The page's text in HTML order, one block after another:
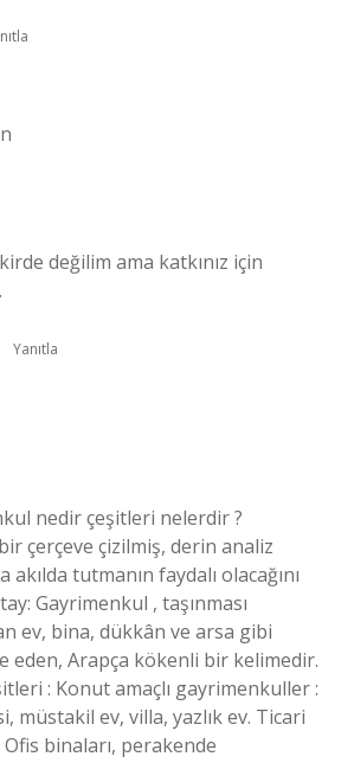
değilim ama katkınız için
.
Yanıtla
nedir çeşitleri nelerdir ?
çerçeve çizilmiş, derin analiz
akılda tutmanın faydalı olacağını
Gayrimenkul , taşınması
ev, bina, dükkân ve arsa gibi
eden, Arapça kökenli bir kelimedir.
: Konut amaçlı gayrimenkuller :
müstakil ev, villa, yazlık ev. Ticari
binaları, perakende